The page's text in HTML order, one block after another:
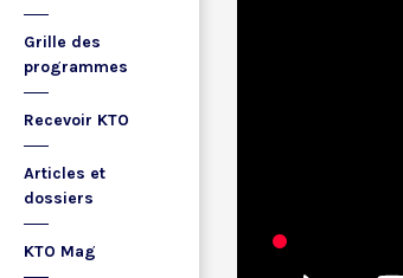
Grille des
programmes
Recevoir KTO
Articles et
dossiers
KTO Mag